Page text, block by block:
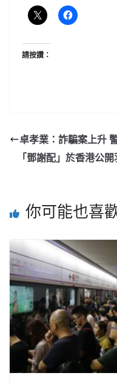
請按讚：
卓孝業：詐騙案上升
「鄧謝配」於香港公
你可能也喜